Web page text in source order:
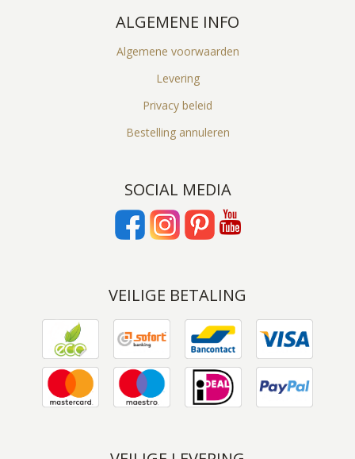
ALGEMENE INFO
Algemene voorwaarden
Levering
Privacy beleid
Bestelling annuleren
SOCIAL MEDIA
VEILIGE BETALING